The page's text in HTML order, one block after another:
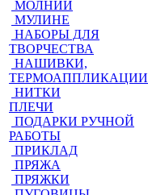
МОЛНИИ
МУЛИНЕ
НАБОРЫ ДЛЯ
ТВОРЧЕСТВА
НАШИВКИ,
ТЕРМОАППЛИКАЦИИ
НИТКИ
ПЛЕЧИ
ПОДАРКИ РУЧНОЙ
РАБОТЫ
ПРИКЛАД
ПРЯЖА
ПРЯЖКИ